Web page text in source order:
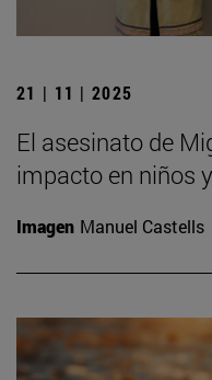
21 | 11 | 2025
El asesinato de
impacto en niños
Imagen Manuel Castells